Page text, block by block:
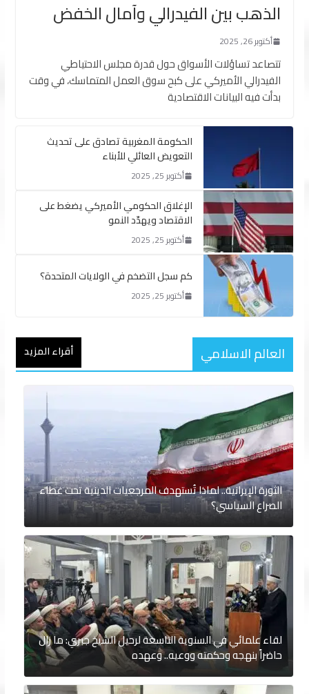
الذهب بين الفيدرالي وآمال الخفض
أكتوبر 26, 2025
تتصاعد تساؤلات الأسواق حول قدرة مجلس الاحتياطي
الفيدرالي الأميركي على كبح سوق العمل المتماسك، في وقت
بدأت فيه البيانات الاقتصادية
الحكومة المغربية تصادق على تحديث
التعويض العائلي للأبناء
أكتوبر 25, 2025
الإغلاق الحكومي الأميركي يضغط على
الاقتصاد ويهدّد النمو
أكتوبر 25, 2025
كم سجل التضخم في الولايات المتحدة؟
أكتوبر 25, 2025
العالم الاسلامي أقراء المزيد
الثورة الإيرانية.. لماذا تُستهدف المرجعيات الدينية تحت غطاء
الصراع السياسي؟
لقاء علمائي في السنوية التاسعة لرحيل الشيخ جبري: ما زال
حاضراً بنهجه وحكمته ووعيه.. وعهده